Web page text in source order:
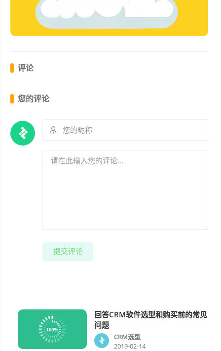
评论
您的评论
提交评论
回答CRM软件选型和购买前的常见
问题
CRM选型
2019-02-14